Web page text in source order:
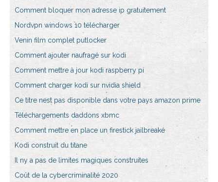
Comment bloquer mon adresse ip gratuitement
Nordvpn windows 10 télécharger
Venin film complet putlocker
Comment ajouter naufragé sur kodi
Comment mettre à jour kodi raspberry pi
Comment charger kodi sur nvidia shield
Ce titre nest pas disponible dans votre pays amazon prime
Téléchargements daddons xbmc
Comment mettre en place un firestick jailbreaké
Kodi construit du titane
Il ny a pas de limites magiques construites
Coût de la cybercriminalité 2020